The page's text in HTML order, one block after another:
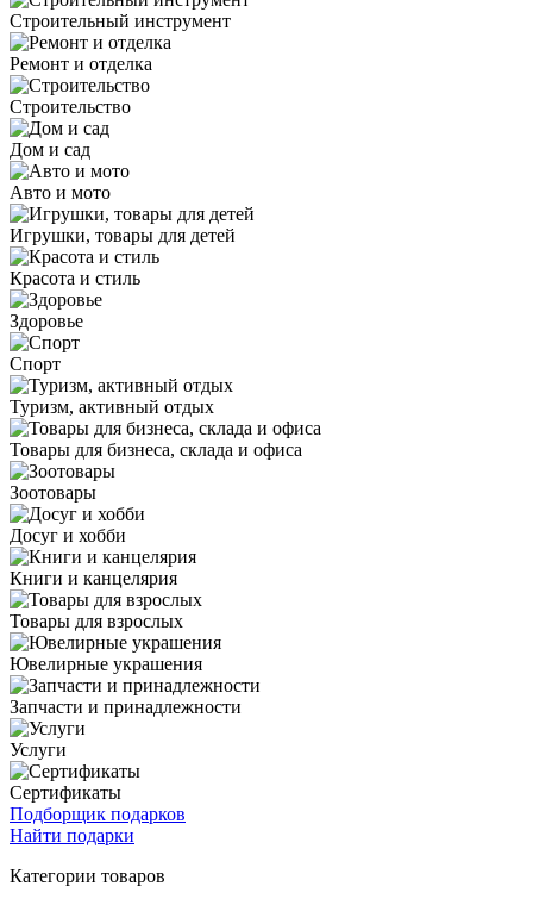
Строительный инструмент
Ремонт и отделка
Строительство
Дом и сад
Авто и мото
Игрушки, товары для детей
Красота и стиль
Здоровье
Спорт
Туризм, активный отдых
Товары для бизнеса, склада и офиса
Зоотовары
Досуг и хобби
Книги и канцелярия
Товары для взрослых
Ювелирные украшения
Запчасти и принадлежности
Услуги
Сертификаты
Подборщик подарков
Найти подарки
Категории товаров